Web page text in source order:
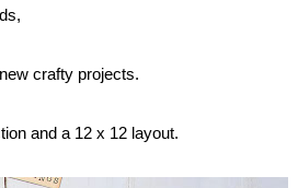
crafty projects.
and a 12 x 12 layout.